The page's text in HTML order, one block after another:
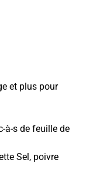
et plus pour
à-s de feuille de
Sel, poivre